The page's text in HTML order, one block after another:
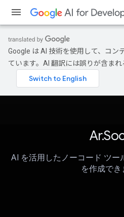
Google は AI 技術を使用して、コン
ています。AI 翻訳には誤りが含まれ
AI を活用したノーコード ツー
を作成でき